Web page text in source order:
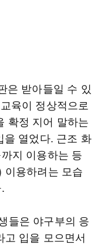
은 받아들일 수 있
육이 정상적으로
확정 지어 말하는
을 열었다. 근조 화
지 이용하는 등
이용하려는 모습
들은 야구부의 응
고 입을 모으면서